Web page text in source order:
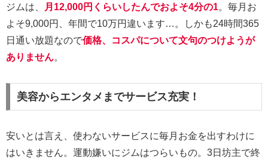
ジムは、
月12,000円くらいしたんでおよそ4分の1。毎月お
よそ9,000円、年間で10万円違います…。しかも24時間365
日通い放題なので価格、コスパについて文句のつけようが
ありません。
美容からエンタメまでサービス充実！
安いとは言え、使わないサービスに毎月お金を出すわけに
はいきません。運動嫌いにジムはつらいもの。3日坊主で終